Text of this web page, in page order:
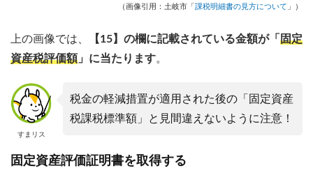
（画像引用：土岐市「 課税明細書の見方について 」）
上の画像では、 【15】の欄に記載されている金額が「 固定
資産税評価額 」に当たります。
すまリス
税金の軽減措置が適用された後の「固定資産
税課税標準額」と見間違えないように注意！
固定資産評価証明書を取得する